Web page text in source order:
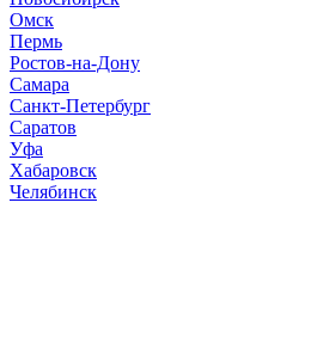
Омск
Пермь
Ростов-на-Дону
Самара
Санкт-Петербург
Саратов
Уфа
Хабаровск
Челябинск